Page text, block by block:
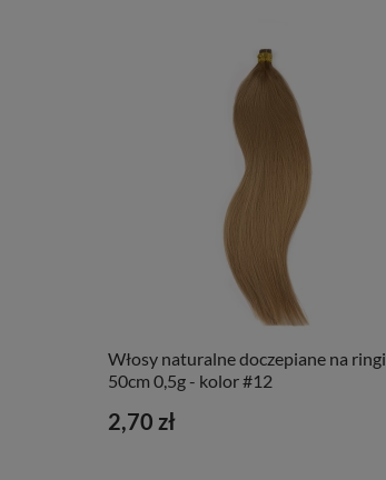
Włosy naturalne doczepiane na ringi
50cm 0,5g - kolor #12
2,70 zł